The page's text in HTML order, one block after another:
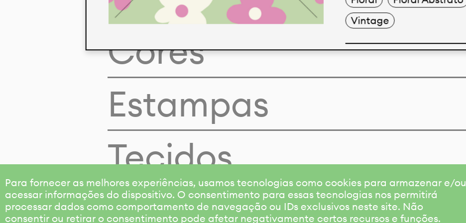
Para fornecer as melhores experiências, usamos tecnologias como cookies para armazenar e/ou
acessar informações do dispositivo. O consentimento para essas tecnologias nos permitirá
processar dados como comportamento de navegação ou IDs exclusivos neste site. Não
consentir ou retirar o consentimento pode afetar negativamente certos recursos e funções.
Vintage
Cores
Estampas
Tecidos